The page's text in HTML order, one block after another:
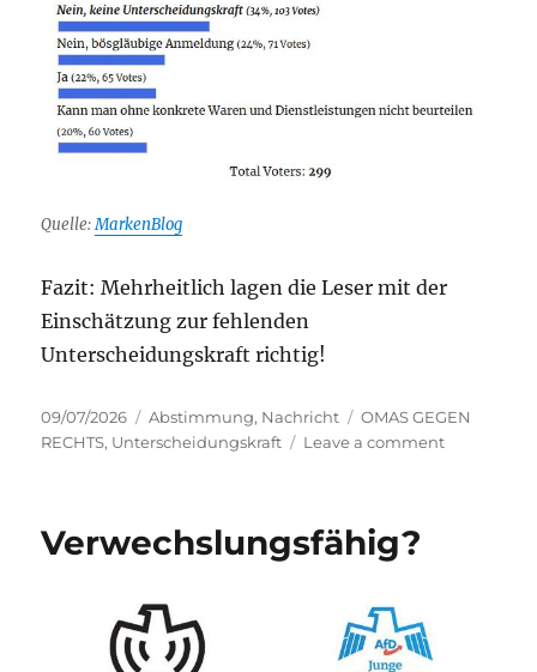
Quelle:MarkenBlog
Fazit: Mehrheitlich lagen die Leser mit der
Einschätzung zur fehlenden
Unterscheidungskraft richtig!
Posted
on
09/07/2026 Categories
Abstimmung, Nachricht Tags
OMAS GEGEN
RECHTS, Unterscheidungskraft Leave a commenton
Verwechslungsfähig?